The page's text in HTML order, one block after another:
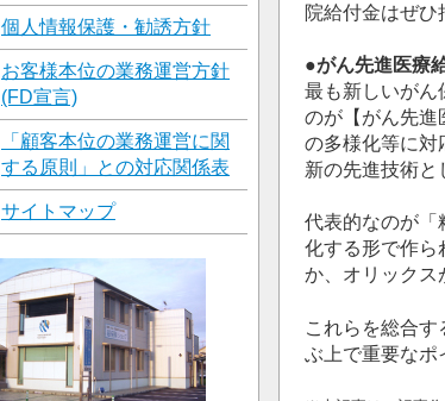
院給付金はぜひ
●がん先進医療
最も新しいがん
のが【がん先進
の多様化等に対
新の先進技術と
代表的なのが「
化する形で作ら
か、オリックス
これらを総合
ぶ上で重要なポ
個人情報保護・勧誘方針
お客様本位の業務運営方針
(FD宣言)
「顧客本位の業務運営に関
する原則」との対応関係表
サイトマップ